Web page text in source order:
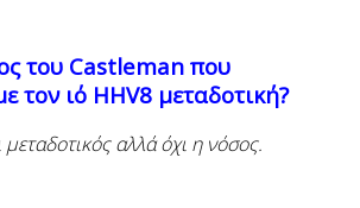
του Castleman που
τον ιό HHV8 μεταδοτική?
μεταδοτικός αλλά όχι η νόσος.